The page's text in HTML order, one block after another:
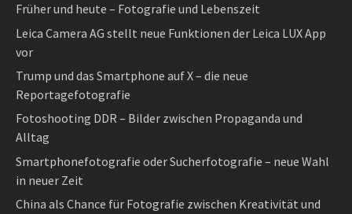
Früher und heute – Fotografie und Lebenszeit
Leica Camera AG stellt neue Funktionen der Leica LUX App
vor
Trump und das Smartphone auf X – die neue
Reportagefotografie
Fotoshooting DDR – Bilder zwischen Propaganda und
Alltag
Smartphonefotografie oder Sucherfotografie – neue Wahl
in neuer Zeit
China als Chance für Fotografie zwischen Kreativität und